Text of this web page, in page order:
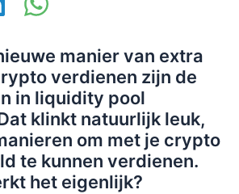
manier van extra
verdienen zijn de
in liquidity pool
klinkt natuurlijk leuk,
om met je crypto
te kunnen verdienen.
het eigenlijk?